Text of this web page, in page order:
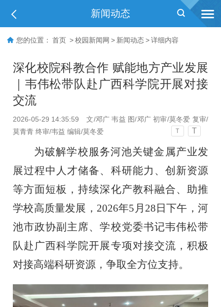
新闻动态
您的位置： 首页 > 校园新闻网 > 新闻动态 > 详细内容
深化校院科教合作 赋能地方产业发展
｜韦伟松带队赴广西科学院开展对接
交流
2026-05-29 14:35:59
文/邓广 韦益 图/邓广 初审/莫冬爱 复审/
莫青青 终审/韦益 编辑/莫冬爱
T T
为破解学校服务河池关键金属产业发
展过程中人才储备、科研能力、创新资源
等方面短板，持续深化产教科融合、 助推
学校高质量发展， 2026年5月28日下午，河
池市政协副主席、学校党委书记韦伟松带
队赴广西科学院开展专项对接交流，积极
对接高端科研资源，争取全方位支持。